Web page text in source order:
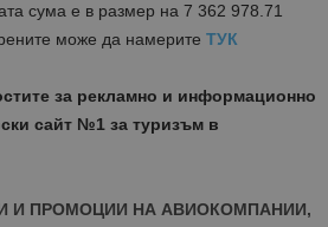
сума е в размер на 7 362 978.71
може да намерите ТУК
за рекламно и информационно
сайт №1 за туризъм в
И ПРОМОЦИИ НА АВИОКОМПАНИИ,